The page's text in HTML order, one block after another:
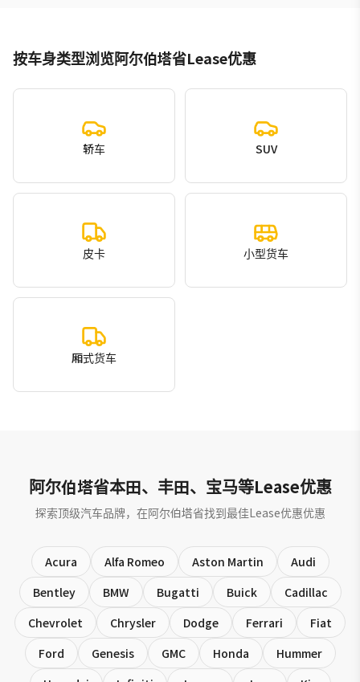
按车身类型浏览阿尔伯塔省Lease优惠
轿车 SUV
皮卡 小型货车
厢式货车
阿尔伯塔省本田、丰田、宝马等Lease优惠
探索顶级汽车品牌，在阿尔伯塔省找到最佳Lease优惠优惠
Acura Alfa Romeo Aston Martin
Audi
Bentley
BMW Bugatti Buick
Cadillac
Chevrolet
Chrysler Dodge Ferrari
Fiat
Ford
Genesis GMC Honda
Hummer